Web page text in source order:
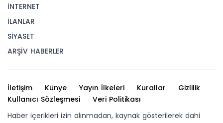
İNTERNET
İLANLAR
SİYASET
ARŞİV HABERLER
İletişim Künye Yayın İlkeleri Kurallar
Gizlilik
Kullanıcı Sözleşmesi
Veri Politikası
Haber içerikleri izin alınmadan, kaynak gösterilerek dahi